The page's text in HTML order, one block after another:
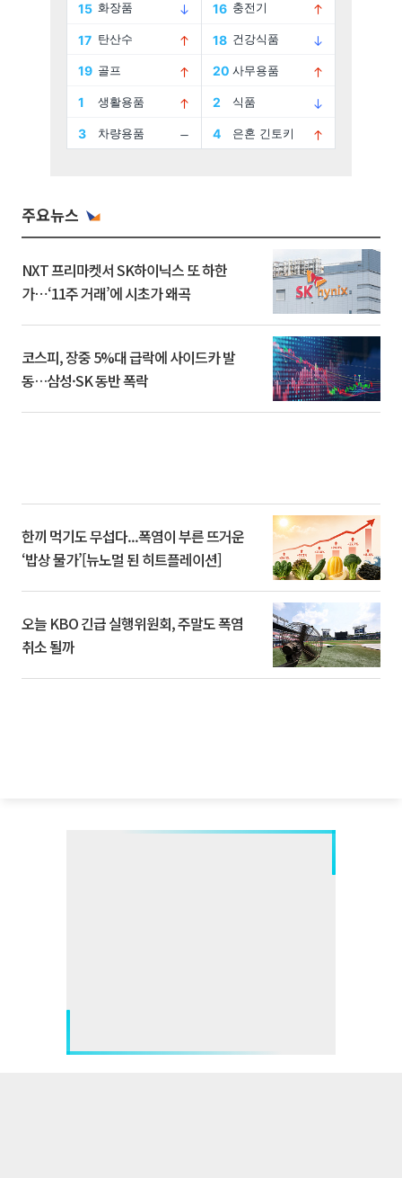
주요뉴스
NXT 프리마켓서 SK하이닉스 또 하한
가⋯‘11주 거래’에 시초가 왜곡
코스피, 장중 5%대 급락에 사이드카 발
동…삼성·SK 동반 폭락
한끼 먹기도 무섭다...폭염이 부른 뜨거운
‘밥상 물가’[뉴노멀 된 히트플레이션]
오늘 KBO 긴급 실행위원회, 주말도 폭염
취소 될까